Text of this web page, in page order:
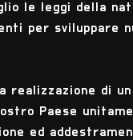
le leggi della
per sviluppare
realizzazione di
Paese
ed